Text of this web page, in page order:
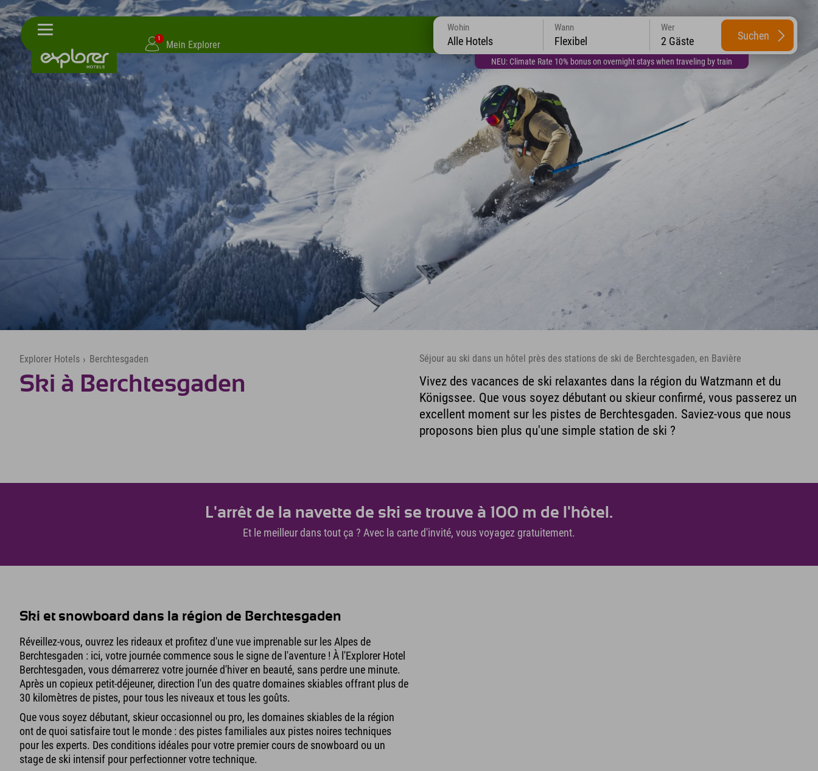
1
Mein Explorer
NEU: Climate Rate 10% bonus on overnight stays when traveling by train
Wohin
Alle Hotels
Wann
Flexibel
Wer
2 Gäste Suchen
Explorer Hotels › Berchtesgaden
Ski à Berchtesgaden
Séjour au ski dans un hôtel près des stations de ski de Berchtesgaden, en Bavière
Vivez des vacances de ski relaxantes dans la région du Watzmann et du
Königssee. Que vous soyez débutant ou skieur confirmé, vous passerez un
excellent moment sur les pistes de Berchtesgaden. Saviez-vous que nous
proposons bien plus qu'une simple station de ski ?
L'arrêt de la navette de ski se trouve à 100 m de l'hôtel.
Et le meilleur dans tout ça ? Avec la carte d'invité, vous voyagez gratuitement.
Ski et snowboard dans la région de Berchtesgaden
Réveillez-vous, ouvrez les rideaux et profitez d'une vue imprenable sur les Alpes de
Berchtesgaden : ici, votre journée commence sous le signe de l'aventure ! À l'Explorer Hotel
Berchtesgaden, vous démarrerez votre journée d'hiver en beauté, sans perdre une minute.
Après un copieux petit-déjeuner, direction l'un des quatre domaines skiables offrant plus de
30 kilomètres de pistes, pour tous les niveaux et tous les goûts.
Que vous soyez débutant, skieur occasionnel ou pro, les domaines skiables de la région
ont de quoi satisfaire tout le monde : des pistes familiales aux pistes noires techniques
pour les experts. Des conditions idéales pour votre premier cours de snowboard ou un
stage de ski intensif pour perfectionner votre technique.